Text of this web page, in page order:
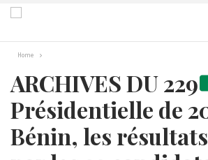
Home
ARCHIVES DU 229
Présidentielle de
Bénin, les